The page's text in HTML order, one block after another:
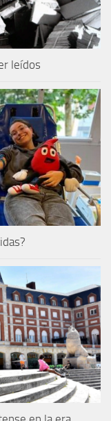
leídos